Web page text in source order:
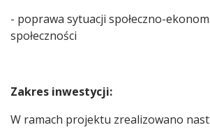
- poprawa sytuacji społeczno-
społeczności
Zakres inwestycji:
W ramach projektu zrealizowano